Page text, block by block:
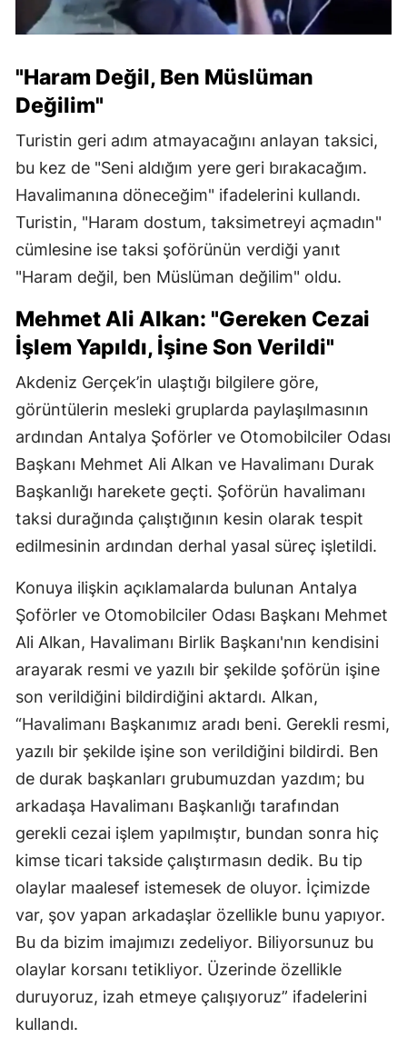
"Haram Değil, Ben Müslüman
Değilim"
Turistin geri adım atmayacağını anlayan taksici,
bu kez de "Seni aldığım yere geri bırakacağım.
Havalimanına döneceğim" ifadelerini kullandı.
Turistin, "Haram dostum, taksimetreyi açmadın"
cümlesine ise taksi şoförünün verdiği yanıt
"Haram değil, ben Müslüman değilim" oldu.
Mehmet Ali Alkan: "Gereken Cezai
İşlem Yapıldı, İşine Son Verildi"
Akdeniz Gerçek’in ulaştığı bilgilere göre,
görüntülerin mesleki gruplarda paylaşılmasının
ardından Antalya Şoförler ve Otomobilciler Odası
Başkanı Mehmet Ali Alkan ve Havalimanı Durak
Başkanlığı harekete geçti. Şoförün havalimanı
taksi durağında çalıştığının kesin olarak tespit
edilmesinin ardından derhal yasal süreç işletildi.
Konuya ilişkin açıklamalarda bulunan Antalya
Şoförler ve Otomobilciler Odası Başkanı Mehmet
Ali Alkan, Havalimanı Birlik Başkanı'nın kendisini
arayarak resmi ve yazılı bir şekilde şoförün işine
son verildiğini bildirdiğini aktardı. Alkan,
“Havalimanı Başkanımız aradı beni. Gerekli resmi,
yazılı bir şekilde işine son verildiğini bildirdi. Ben
de durak başkanları grubumuzdan yazdım; bu
arkadaşa Havalimanı Başkanlığı tarafından
gerekli cezai işlem yapılmıştır, bundan sonra hiç
kimse ticari takside çalıştırmasın dedik. Bu tip
olaylar maalesef istemesek de oluyor. İçimizde
var, şov yapan arkadaşlar özellikle bunu yapıyor.
Bu da bizim imajımızı zedeliyor. Biliyorsunuz bu
olaylar korsanı tetikliyor. Üzerinde özellikle
duruyoruz, izah etmeye çalışıyoruz” ifadelerini
kullandı.